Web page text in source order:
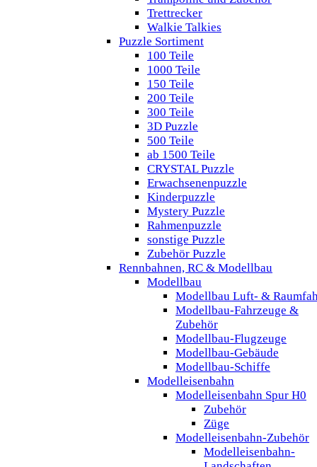
Trettrecker
Walkie Talkies
Puzzle Sortiment
100 Teile
1000 Teile
150 Teile
200 Teile
300 Teile
3D Puzzle
500 Teile
ab 1500 Teile
CRYSTAL Puzzle
Erwachsenenpuzzle
Kinderpuzzle
Mystery Puzzle
Rahmenpuzzle
sonstige Puzzle
Zubehör Puzzle
Rennbahnen, RC & Modellbau
Modellbau
Modellbau Luft- &
Modellbau-Fahrzeuge &
Zubehör
Modellbau-Flugzeuge
Modellbau-Gebäude
Modellbau-Schiffe
Modelleisenbahn
Modelleisenbahn Spur H0
Zubehör
Züge
Modelleisenbahn-Zubehör
Modelleisenbahn-